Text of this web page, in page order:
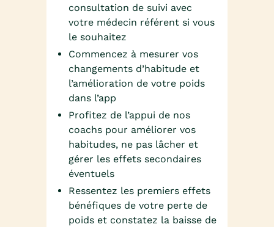
consultation de suivi avec
votre médecin référent si vous
le souhaitez
Commencez à mesurer vos
changements d’habitude et
l’amélioration de votre poids
dans l’app
Profitez de l’appui de nos
coachs pour améliorer vos
habitudes, ne pas lâcher et
gérer les effets secondaires
éventuels
Ressentez les premiers effets
bénéfiques de votre perte de
poids et constatez la baisse de